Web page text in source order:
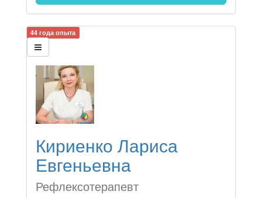
44 года опыта
Кириенко Лариса
Евгеньевна
Рефлексотерапевт